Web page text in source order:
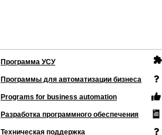
Программа УСУ
Программы для автоматизации бизнеса
Programs for business automation
Разработка программного обеспечения
Техническая поддержка